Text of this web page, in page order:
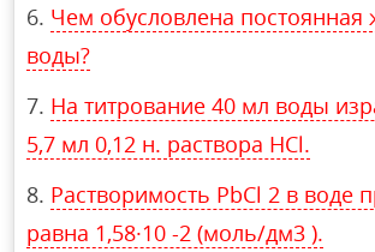
Чем обусловлена постоянная
воды?
На титрование 40 мл воды
5,7 мл 0,12 н. раствора HCl.
Растворимость PbCl 2 в воде
равна 1,58·10 -2 (моль/дм3 ).